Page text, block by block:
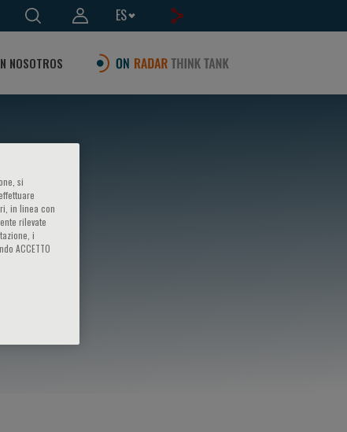
ES
NOSOTROS
si
in linea con
rilevate
i
ACCETTO